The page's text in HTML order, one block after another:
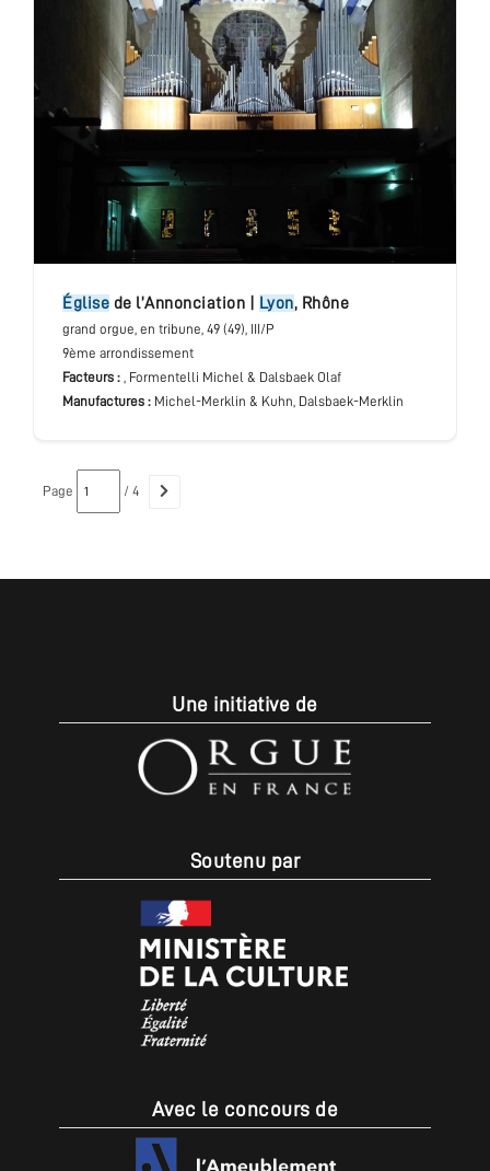
église de l’Annonciation Lyon, Rhône
grand orgue, en tribune, 49 (49), III/P
9ème arrondissement
Facteurs : , Formentelli Michel & Dalsbaek Olaf
Manufactures : Michel-Merklin & Kuhn, Dalsbaek-Merklin
Page / 4
Une initiative de
Soutenu par
Avec le concours de